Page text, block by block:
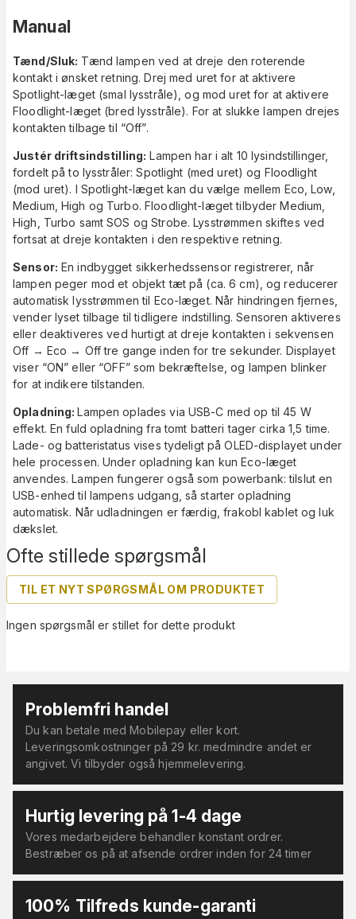
Ofte stillede spørgsmål
TIL ET NYT SPØRGSMÅL OM PRODUKTET
Ingen spørgsmål er stillet for dette produkt
Manual
Tænd/Sluk: Tænd lampen ved at dreje den roterende
kontakt i ønsket retning. Drej med uret for at aktivere
Spotlight-læget (smal lysstråle), og mod uret for at aktivere
Floodlight-læget (bred lysstråle). For at slukke lampen drejes
kontakten tilbage til “Off”.
Justér driftsindstilling: Lampen har i alt 10 lysindstillinger,
fordelt på to lysstråler: Spotlight (med uret) og Floodlight
(mod uret). I Spotlight-læget kan du vælge mellem Eco, Low,
Medium, High og Turbo. Floodlight-læget tilbyder Medium,
High, Turbo samt SOS og Strobe. Lysstrømmen skiftes ved
fortsat at dreje kontakten i den respektive retning.
Sensor: En indbygget sikkerhedssensor registrerer, når
lampen peger mod et objekt tæt på (ca. 6 cm), og reducerer
automatisk lysstrømmen til Eco-læget. Når hindringen fjernes,
vender lyset tilbage til tidligere indstilling. Sensoren aktiveres
eller deaktiveres ved hurtigt at dreje kontakten i sekvensen
Off → Eco → Off tre gange inden for tre sekunder. Displayet
viser “ON” eller “OFF” som bekræftelse, og lampen blinker
for at indikere tilstanden.
Opladning:Lampen oplades via USB-C med op til 45 W
effekt. En fuld opladning fra tomt batteri tager cirka 1,5 time.
Lade- og batteristatus vises tydeligt på OLED-displayet under
hele processen. Under opladning kan kun Eco-læget
anvendes. Lampen fungerer også som powerbank: tilslut en
USB-enhed til lampens udgang, så starter opladning
automatisk. Når udladningen er færdig, frakobl kablet og luk
dækslet.
Problemfri handel
Du kan betale med Mobilepay eller kort.
Leveringsomkostninger på 29 kr. medmindre andet er
angivet. Vi tilbyder også hjemmelevering.
Hurtig levering på 1-4 dage
Vores medarbejdere behandler konstant ordrer.
Bestræber os på at afsende ordrer inden for 24 timer
100% Tilfreds kunde-garanti